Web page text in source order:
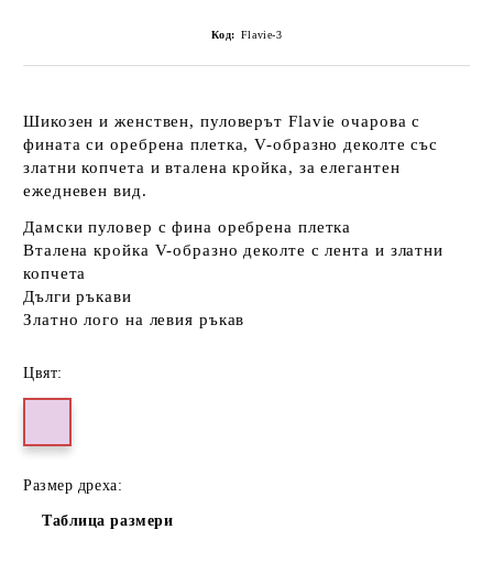
Код: Flavie-3
Шикозен и женствен, пуловерът Flavie очарова с
фината си оребрена плетка, V-образно деколте със
златни копчета и вталена кройка, за елегантен
ежедневен вид.
Дамски пуловер с фина оребрена плетка
Вталена кройка V-образно деколте с лента и златни
копчета
Дълги ръкави
Златно лого на левия ръкав
Цвят:
Размер дреха:
Таблица размери